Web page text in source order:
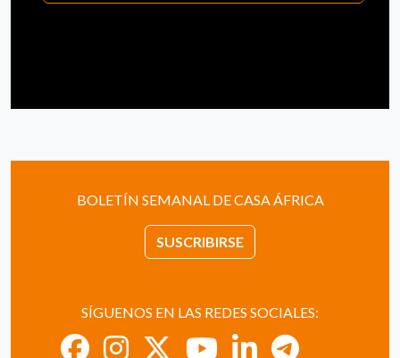
BOLETÍN SEMANAL DE CASA ÁFRICA
SUSCRIBIRSE
SÍGUENOS EN LAS REDES SOCIALES: